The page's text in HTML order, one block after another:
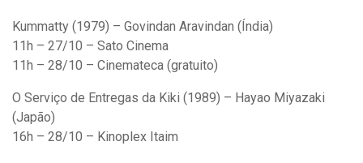
Kummatty (1979) – Govindan Aravindan (Índia)
11h – 27/10 – Sato Cinema
11h – 28/10 – Cinemateca (gratuito)
O Serviço de Entregas da Kiki (1989) – Hayao Miyazaki
(Japão)
16h – 28/10 – Kinoplex Itaim